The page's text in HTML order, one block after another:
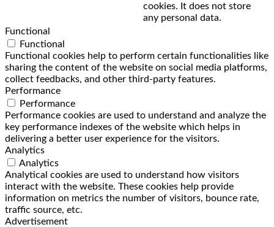
cookies. It does not store
any personal data.
Functional
Functional
Functional cookies help to perform certain functionalities like
sharing the content of the website on social media platforms,
collect feedbacks, and other third-party features.
Performance
Performance
Performance cookies are used to understand and analyze the
key performance indexes of the website which helps in
delivering a better user experience for the visitors.
Analytics
Analytics
Analytical cookies are used to understand how visitors
interact with the website. These cookies help provide
information on metrics the number of visitors, bounce rate,
traffic source, etc.
Advertisement